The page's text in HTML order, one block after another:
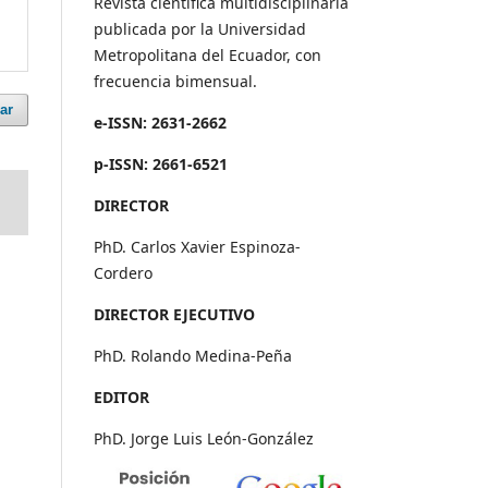
publicada por la Universidad
Metropolitana del Ecuador, con
frecuencia bimensual.
e-ISSN: 2631-2662
p-ISSN: 2661-6521
DIRECTOR
PhD. Carlos Xavier Espinoza-
Cordero
DIRECTOR EJECUTIVO
PhD. Rolando Medina-Peña
EDITOR
PhD. Jorge Luis León-González